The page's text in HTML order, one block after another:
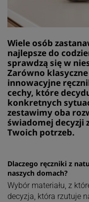
Wiele osób
najlepsze do
sprawdzą się w
Zarówno klasyczne
innowacyjne
cechy, które
konkretnych
zestawimy oba
świadomej decyzji
Twoich potrzeb.
Dlaczego ręczniki z
naszych domach?
Wybór materiału, z
decyzja, która rzutuje